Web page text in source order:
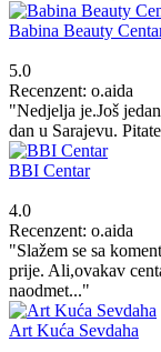
Babina Beauty
5.0
Recenzent: o.aida
"Nedjelja je.Još
dan u Sarajevu.
BBI Centar
4.0
Recenzent: o.aida
"Slažem se sa
prije. Ali,ovakav
naodmet..."
Art Kuća Sevdaha